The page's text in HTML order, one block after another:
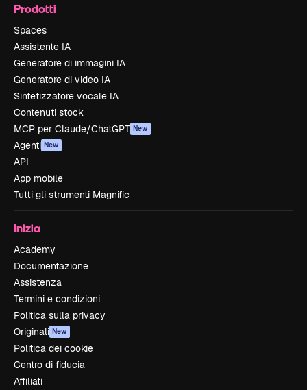
Prodotti
Spaces
Assistente IA
Generatore di immagini IA
Generatore di video IA
Sintetizzatore vocale IA
Contenuti stock
MCP per Claude/ChatGPT New
Agenti New
API
App mobile
Tutti gli strumenti Magnific
Inizia
Academy
Documentazione
Assistenza
Termini e condizioni
Politica sulla privacy
Originali New
Politica dei cookie
Centro di fiducia
Affiliati